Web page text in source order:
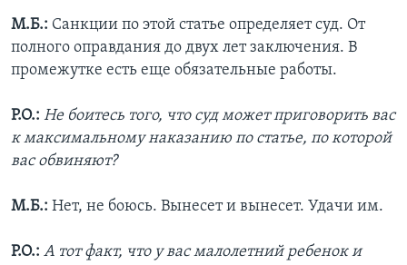
М.Б.: Санкции по этой статье определяет суд. От
полного оправдания до двух лет заключения. В
промежутке есть еще обязательные работы.
Р.О.: Не боитесь того, что суд может приговорить вас
к максимальному наказанию по статье, по которой
вас обвиняют?
М.Б.: Нет, не боюсь. Вынесет и вынесет. Удачи им.
Р.О.: А тот факт, что у вас малолетний ребенок и